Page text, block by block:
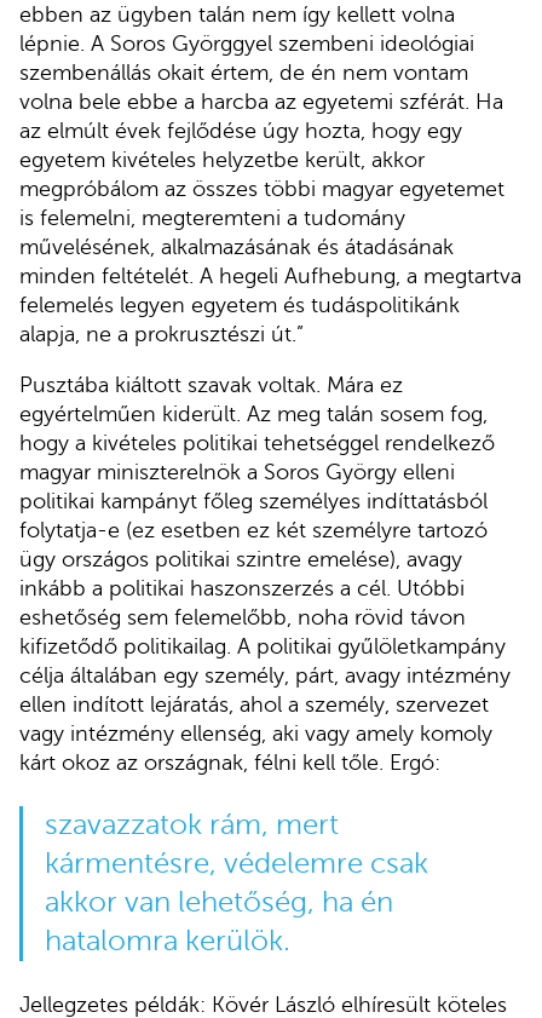
ebben az ügyben talán nem így kellett volna
lépnie. A Soros Györggyel szembeni ideológiai
szembenállás okait értem, de én nem vontam
volna bele ebbe a harcba az egyetemi szférát. Ha
az elmúlt évek fejlődése úgy hozta, hogy egy
egyetem kivételes helyzetbe került, akkor
megpróbálom az összes többi magyar egyetemet
is felemelni, megteremteni a tudomány
művelésének, alkalmazásának és átadásának
minden feltételét. A hegeli Aufhebung, a megtartva
felemelés legyen egyetem és tudáspolitikánk
alapja, ne a prokrusztészi út.”
Pusztába kiáltott szavak voltak. Mára ez
egyértelműen kiderült. Az meg talán sosem fog,
hogy a kivételes politikai tehetséggel rendelkező
magyar miniszterelnök a Soros György elleni
politikai kampányt főleg személyes indíttatásból
folytatja-e (ez esetben ez két személyre tartozó
ügy országos politikai szintre emelése), avagy
inkább a politikai haszonszerzés a cél. Utóbbi
eshetőség sem felemelőbb, noha rövid távon
kifizetődő politikailag. A politikai gyűlöletkampány
célja általában egy személy, párt, avagy intézmény
ellen indított lejáratás, ahol a személy, szervezet
vagy intézmény ellenség, aki vagy amely komoly
kárt okoz az országnak, félni kell tőle. Ergó:
szavazzatok rám, mert
kármentésre, védelemre csak
akkor van lehetőség, ha én
hatalomra kerülök.
Jellegzetes példák: Kövér László elhíresült köteles